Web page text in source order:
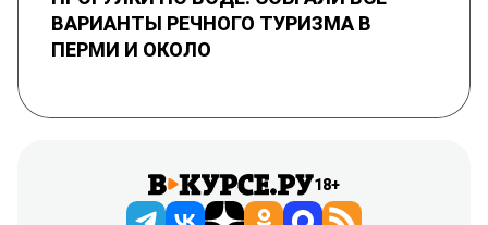
ВАРИАНТЫ РЕЧНОГО ТУРИЗМА В
ПЕРМИ И ОКОЛО
18+